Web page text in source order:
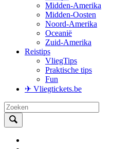
Midden-Amerika
Midden-Oosten
Noord-Amerika
Oceanië
Zuid-Amerika
Reistips
VliegTips
Praktische tips
Fun
✈ Vliegtickets.be